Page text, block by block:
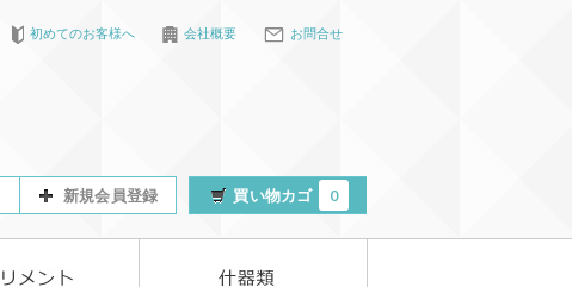
初めてのお客様へ 会社概要 お問合せ
新規会員登録 買い物カゴ 0